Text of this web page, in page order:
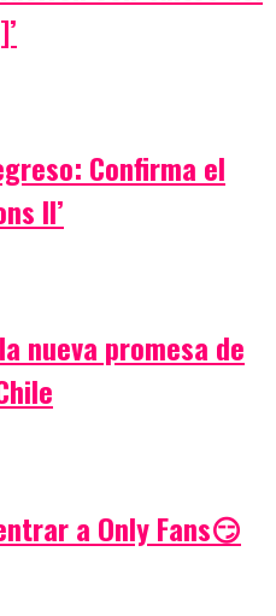
Confirma el
II’
nueva promesa de
a Only Fans😏